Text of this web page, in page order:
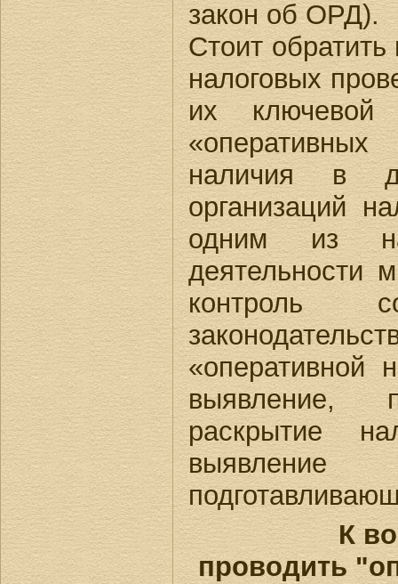
закон об ОРД).
Стоит
налоговых
их
наличия в
организаций
одним из
деятельности
контроль
«оперативной
выявление,
раскрытие
К
проводить